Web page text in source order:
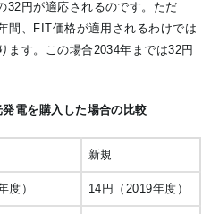
32円が適応されるのです。ただ
間、FIT価格が適用されるわけでは
ます。この場合2034年までは32円
電を購入した場合の比較
新規
度） 14円（2019年度）